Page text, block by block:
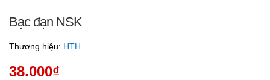
Bạc đạn NSK
Thương hiệu: HTH
38.000₫